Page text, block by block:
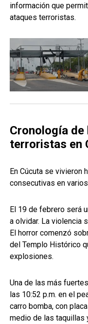
información que
ataques terroristas.
Cronología
terroristas en
En Cúcuta se vivieron
consecutivas en
El 19 de febrero será
a olvidar. La violencia
El horror comenzó
del Templo Histórico
explosiones.
Una de las más
las 10:52 p.m. en el
carro bomba, con
medio de las taquillas